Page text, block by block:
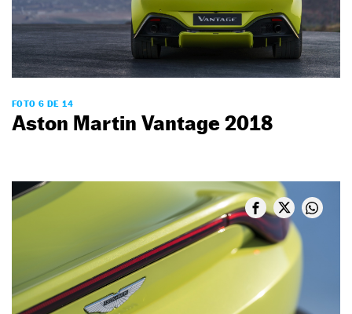
FOTO 6 DE 14
Aston Martin Vantage 2018